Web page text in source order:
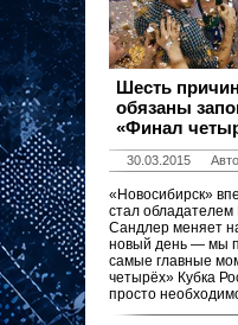
Шесть
обязаны
«Финал
30.03.2015
«Новосибирск»
стал обладателем
Сандлер меняет
новый день — мы
самые главные
четырёх» Кубка
просто